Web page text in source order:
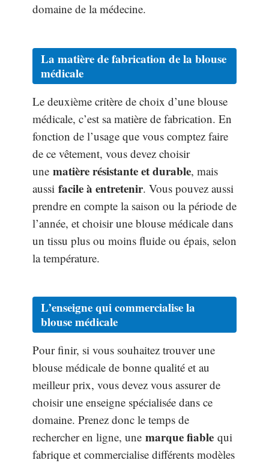
domaine de la médecine.
La matière de fabrication de la blouse
médicale
Le deuxième critère de choix d’une blouse
médicale, c’est sa matière de fabrication. En
fonction de l’usage que vous comptez faire
de ce vêtement, vous devez choisir
une matière résistante et durable, mais
aussi facile à entretenir. Vous pouvez aussi
prendre en compte la saison ou la période de
l’année, et choisir une blouse médicale dans
un tissu plus ou moins fluide ou épais, selon
la température.
L’enseigne qui commercialise la
blouse médicale
Pour finir, si vous souhaitez trouver une
blouse médicale de bonne qualité et au
meilleur prix, vous devez vous assurer de
choisir une enseigne spécialisée dans ce
domaine. Prenez donc le temps de
rechercher en ligne, une marque fiable qui
fabrique et commercialise différents modèles